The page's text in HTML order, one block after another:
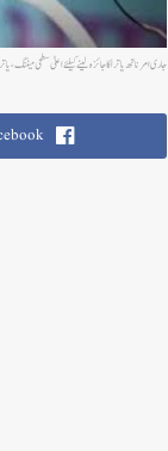
جاری امرناتھ یاترا کا جائزہ لینے کیلئے اعلیٰ سطحی